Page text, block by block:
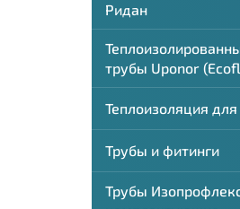
Ридан
трубы Uponor
Теплоизоляция для
Трубы и фитинги
Трубы